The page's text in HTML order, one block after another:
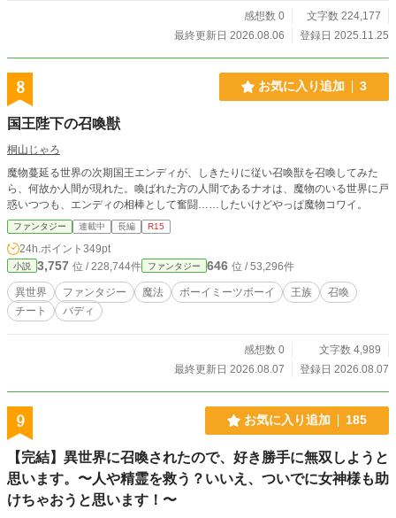
感想数 0
文字数 224,177
最終更新日 2026.08.06
登録日 2025.11.25
8 お気に入り追加 3
国王陛下の召喚獣
桐山じゃろ
魔物蔓延る世界の次期国王エンディが、しきたりに従い召喚獣を召喚してみた
ら、何故か人間が現れた。喚ばれた方の人間であるナオは、魔物のいる世界に戸
惑いつつも、エンディの相棒として奮闘……したいけどやっぱ魔物コワイ。
ファンタジー 連載中 長編 R15
24h.ポイント 349pt
小説 3,757 位 / 228,744件 ファンタジー 646 位 / 53,296件
異世界 ファンタジー 魔法 ボーイミーツボーイ 王族
召喚
チート
バディ
感想数 0
文字数 4,989
最終更新日 2026.08.07
登録日 2026.08.07
9 お気に入り追加 185
【完結】異世界に召喚されたので、好き勝手に無双しようと
思います。〜人や精霊を救う？いいえ、ついでに女神様も助
けちゃおうと思います！〜